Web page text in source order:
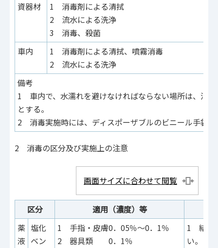
資器材
1 消毒剤による清拭
2 流水による洗浄
3 消毒、殺菌
車内
1 消毒剤による清拭、噴霧消毒
2 流水による洗浄
備考
1 車内で、水濡れを避けなければならない場所は、消
とする。
2 消毒実施時には、ディスポーザブルのビニール手袋
2 消毒の区分及び実施上の注意
画面サイズに合わせて閲覧
区分
適用（濃度）等
薬
液
塩化
ベン
1 手指・皮膚0．05％～0．1％
2 器具類 0．1％
1 結核
い。